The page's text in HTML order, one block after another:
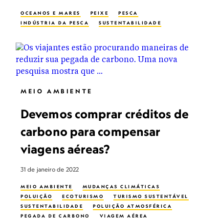
OCEANOS E MARES PEIXE
PESCA
INDÚSTRIA DA PESCA
SUSTENTABILIDADE
MEIO AMBIENTE
Devemos comprar créditos de
carbono para compensar
viagens aéreas?
31 de janeiro de 2022
MEIO AMBIENTE
MUDANÇAS CLIMÁTICAS
POLUIÇÃO
ECOTURISMO
TURISMO SUSTENTÁVEL
SUSTENTABILIDADE
POLUIÇÃO ATMOSFÉRICA
PEGADA DE CARBONO
VIAGEM AÉREA